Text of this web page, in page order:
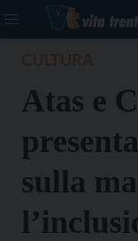
Atas e
sulla